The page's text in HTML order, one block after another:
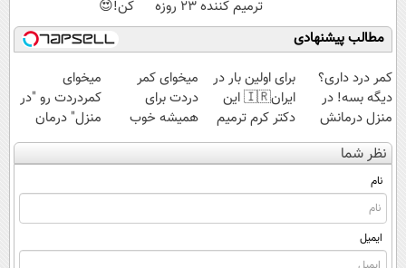
ترمیم کننده 23 روزه
ساخت!
کن!😍
مطالب پیشنهادی
کمر درد داری؟
دیگه بسه! در
منزل درمانش
کن
(◀پرسش‌نامه)
برای اولین بار در
ایران🇮🇷 این
دکتر کرم ترمیم
کننده 23 روزه
ساخت!
میخوای کمر
دردت برای
همیشه خوب
شه؟ ◀
پرسش‌نامه رو پر
میخوای
کمردردت رو "در
منزل" درمان
کنی؟ (◂فیلم +
◂پرسش‌نامه)
نظر شما
نام
ایمیل